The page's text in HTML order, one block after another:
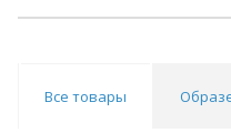
Все товары